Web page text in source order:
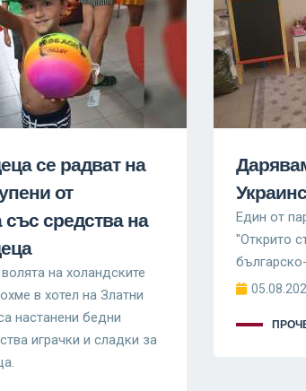
се радват на
от
средства на
на холандските
в хотел на Златни
настанени бедни
играчки и сладки за
Един от
"Открито